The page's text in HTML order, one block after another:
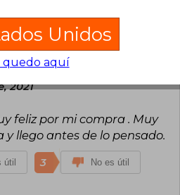
útil 1 No es útil
Gonzalez
2021
feliz por mi compra . Muy
llego antes de lo pensado.
útil 3 No es útil
Unidos
quedo aquí